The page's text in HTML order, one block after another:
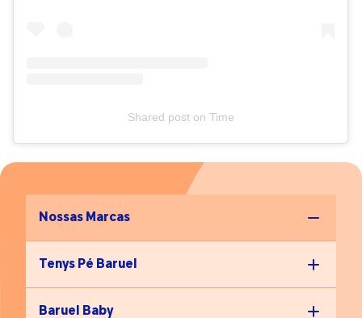
Shared poston Time
Nossas Marcas
Tenys Pé Baruel
Baruel Baby